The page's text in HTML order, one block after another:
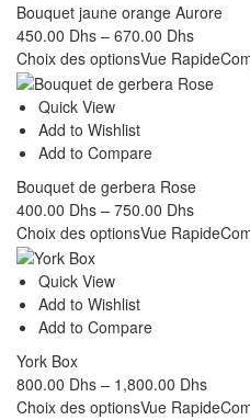
Bouquet jaune orange Aurore
450.00 Dhs – 670.00 Dhs
Choix des optionsVue Rapide
Quick View
Add to Wishlist
Add to Compare
Bouquet de gerbera Rose
400.00 Dhs – 750.00 Dhs
Choix des optionsVue Rapide
Quick View
Add to Wishlist
Add to Compare
York Box
800.00 Dhs – 1,800.00 Dhs
Choix des optionsVue Rapide